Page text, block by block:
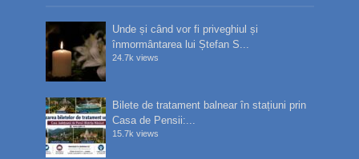
Unde și când vor fi priveghiul și
înmormântarea lui Ștefan S...
24.7k views
Bilete de tratament balnear în stațiuni prin
Casa de Pensii:...
15.7k views